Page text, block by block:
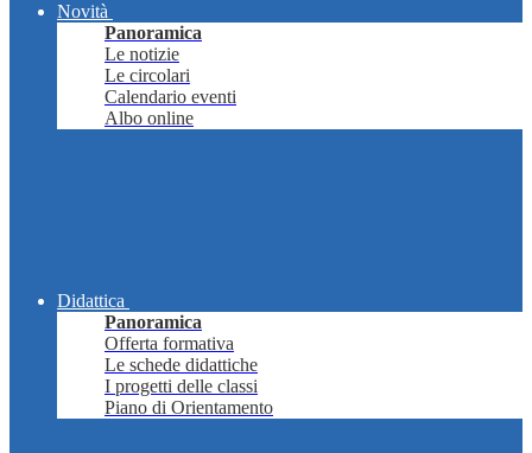
Novità
Panoramica
Le notizie
Le circolari
Calendario eventi
Albo online
Didattica
Panoramica
Offerta formativa
Le schede didattiche
I progetti delle classi
Piano di Orientamento